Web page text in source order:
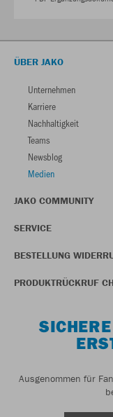
ÜBER JAKO
Unternehmen
Karriere
Nachhaltigkeit
Teams
Newsblog
Medien
JAKO COMMUNITY
SERVICE
BESTELLUNG
PRODUKTRÜCKRUF
Ausgenommen für